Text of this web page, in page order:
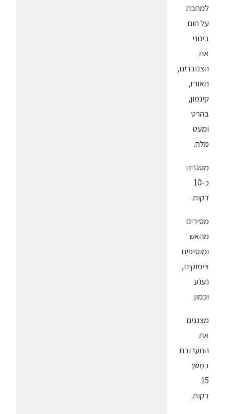
למחבת
על חום
בינוני
את
הצנוברים,
האורז,
קינמון,
בהרט
ומעט
מלח.
מטגנים
כ-10
דקות.
מסירים
מהאש
ומוסיפים
צימוקים,
נענע
וכמון.
מצננים
את
התערובת
במשך
15
דקות.